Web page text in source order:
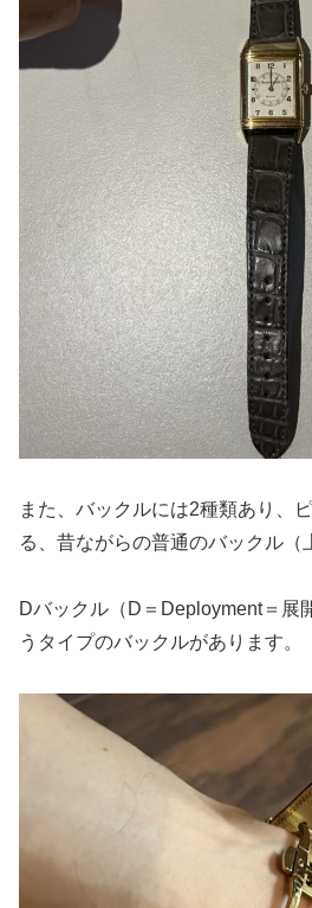
また、バックルには2種類あり、
る、昔ながらの普通のバックル（
Dバックル（D＝Deployment＝展
うタイプのバックルがあります。